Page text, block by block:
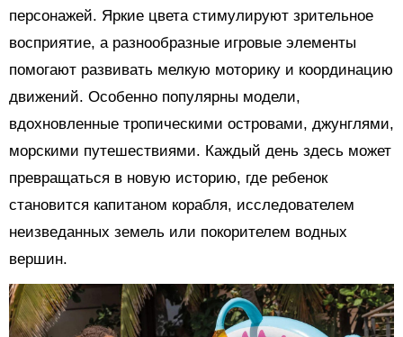
персонажей. Яркие цвета стимулируют зрительное
восприятие, а разнообразные игровые элементы
помогают развивать мелкую моторику и координацию
движений. Особенно популярны модели,
вдохновленные тропическими островами, джунглями,
морскими путешествиями. Каждый день здесь может
превращаться в новую историю, где ребенок
становится капитаном корабля, исследователем
неизведанных земель или покорителем водных
вершин.